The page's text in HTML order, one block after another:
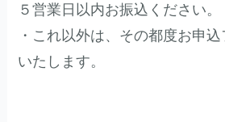
５営業日以内お振込ください。
・これ以外は、その都度お申
いたします。